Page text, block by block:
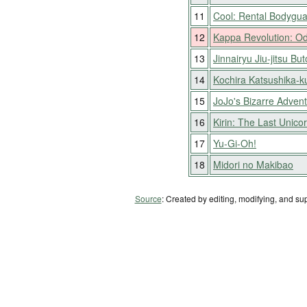
11
Cool: Rental
12
Kappa Revolution:
13
Jinnairyu Jiu-jitsu
14
Kochira Katsushika-
15 JoJo's Bizarre
16
Kirin: The Last
17 Yu-Gi-Oh!
18
Midori no Makibao
Source: Created by editing, modifying, and